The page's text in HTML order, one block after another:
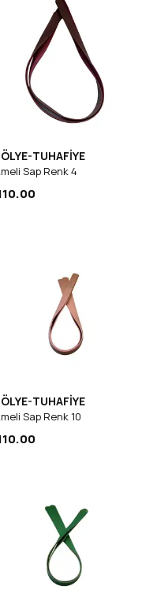
TUHAFİYE
Sap Renk 4
TUHAFİYE
Sap Renk 10